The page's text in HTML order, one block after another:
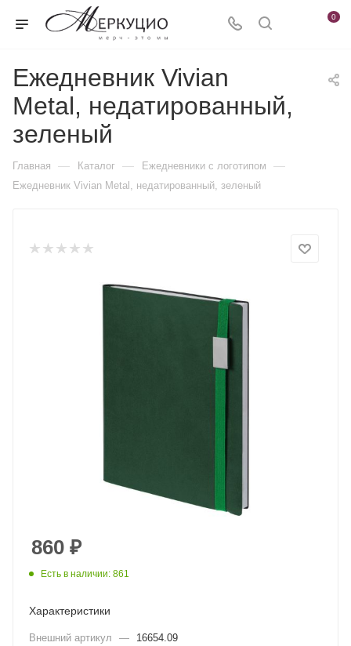
0
Ежедневник Vivian
Metal, недатированный,
зеленый
Главная — Каталог — Ежедневники c логотипом —
Ежедневник Vivian Metal, недатированный, зеленый
860 ₽
Есть в наличии: 861
Характеристики
Внешний артикул —
16654.09